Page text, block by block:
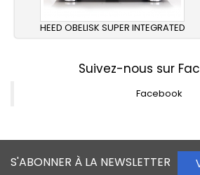
HEED OBELISK SUPER INTEGRATED
Suivez-nous sur
Facebook
S'ABONNER À LA NEWSLETTER